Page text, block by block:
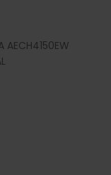
AECH4150EW